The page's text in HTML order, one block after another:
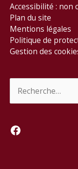
Accessibilité : non
Plan du site
Mentions légales
Politique de
Gestion des
Facebook